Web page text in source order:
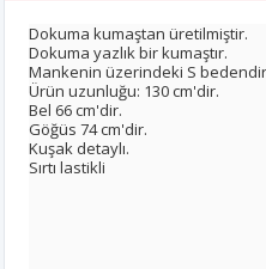
Dokuma kumaştan üretilmiştir.
Dokuma yazlık bir kumaştır.
Mankenin üzerindeki S
Ürün uzunluğu: 130 cm'dir.
Bel 66 cm'dir.
Göğüs 74 cm'dir.
Kuşak detaylı.
Sırtı lastikli